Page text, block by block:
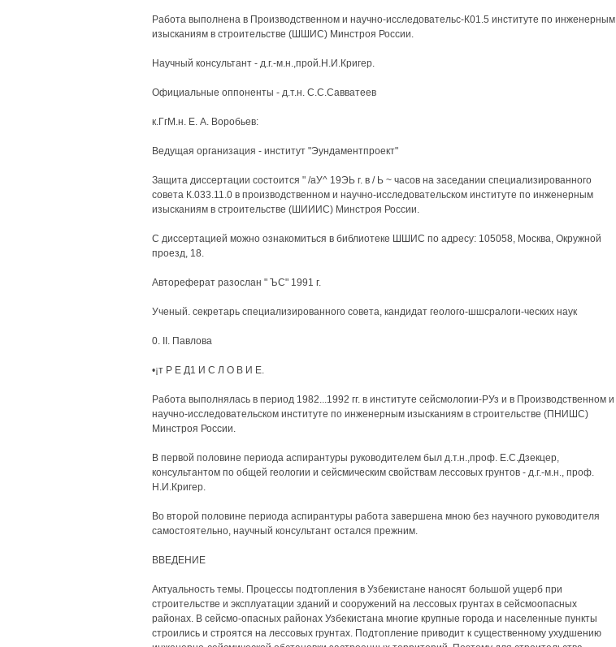
Работа выполнена в Производственном и научно-исследовательс-К01.5 институте по инженерным
изысканиям в строительстве (ШШИС) Минстроя России.
Научный консультант - д.г.-м.н.,прой.Н.И.Кригер.
Официальные оппоненты - д.т.н. С.С.Савватеев
к.ГгМ.н. Е. А. Воробьев:
Ведущая организация - институт "Эундаментпроект"
Защита диссертации состоится " /аУ^ 19ЭЬ г. в / Ь ~ часов на заседании специализированного
совета К.033.11.0 в производственном и научно-исследовательском институте по инженерным
изысканиям в строительстве (ШИИИС) Минстроя России.
С диссертацией можно ознакомиться в библиотеке ШШИС по адресу: 105058, Москва, Окружной
проезд, 18.
Автореферат разослан " ЪС" 1991 г.
Ученый. секретарь специализированного совета, кандидат геолого-шшсралоги-ческих наук
0. II. Павлова
•¡т Р Е Д1 И С Л О В И Е.
Работа выполнялась в период 1982...1992 гг. в институте сейсмологии-РУз и в Производственном и
научно-исследовательском институте по инженерным изысканиям в строительстве (ПНИШС)
Минстроя России.
В первой половине периода аспирантуры руководителем был д.т.н.,проф. Е.С.Дзекцер,
консультантом по общей геологии и сейсмическим свойствам лессовых грунтов - д.г.-м.н., проф.
Н.И.Кригер.
Во второй половине периода аспирантуры работа завершена мною без научного руководителя
самостоятельно, научный консультант остался прежним.
ВВЕДЕНИЕ
Актуальность темы. Процессы подтопления в Узбекистане наносят большой ущерб при
строительстве и эксплуатации зданий и сооружений на лессовых грунтах в сейсмоопасных
районах. В сейсмо-опасных районах Узбекистана многие крупные города и населенные пункты
строились и строятся на лессовых грунтах. Подтопление приводит к существенному ухудшению